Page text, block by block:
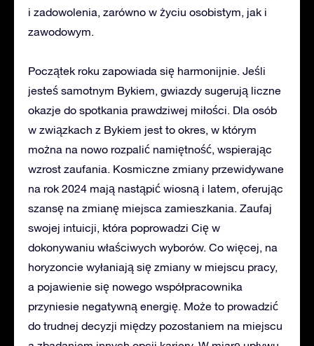
i zadowolenia, zarówno w życiu osobistym, jak i
zawodowym.
Początek roku zapowiada się harmonijnie. Jeśli
jesteś samotnym Bykiem, gwiazdy sugerują liczne
okazje do spotkania prawdziwej miłości. Dla osób
w związkach z Bykiem jest to okres, w którym
można na nowo rozpalić namiętność, wspierając
wzrost zaufania. Kosmiczne zmiany przewidywane
na rok 2024 mają nastąpić wiosną i latem, oferując
szansę na zmianę miejsca zamieszkania. Zaufaj
swojej intuicji, która poprowadzi Cię w
dokonywaniu właściwych wyborów. Co więcej, na
horyzoncie wyłaniają się zmiany w miejscu pracy,
a pojawienie się nowego współpracownika
przyniesie negatywną energię. Może to prowadzić
do trudnej decyzji między pozostaniem na miejscu